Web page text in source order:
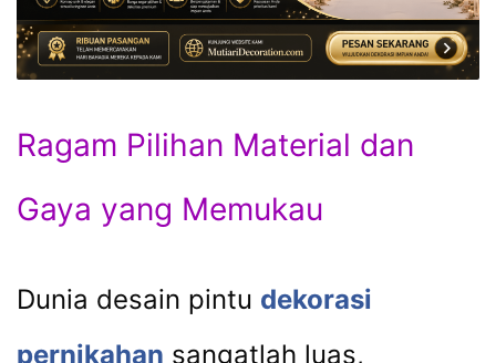
Ragam Pilihan Material dan
Gaya yang Memukau
Dunia desain pintu dekorasi
pernikahan sangatlah luas,